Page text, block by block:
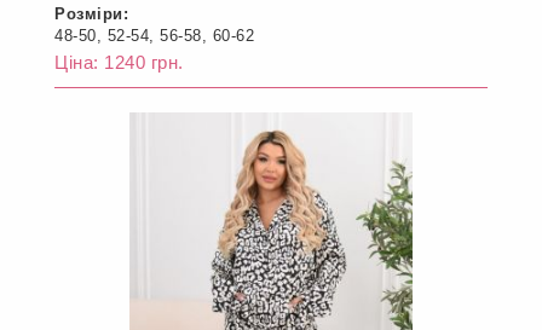
Розміри:
48-50, 52-54, 56-58, 60-62
Ціна: 1240 грн.